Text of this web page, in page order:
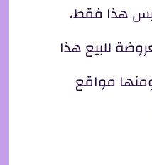
هذا فقط،
للبيع هذا
مواقع